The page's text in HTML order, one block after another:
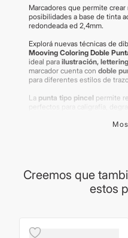
Marcadores que permite
posibilidades a base de tinta
redondeada ed 2,4mm.
Explorá nuevas técnicas de
Mooving Coloring Doble
ideal para ilustración,
marcador cuenta con doble
para diferentes estilos de
La punta tipo pincel permite
perfectos para caligrafía,
permite
brindando herramientas
Creemos que
estos